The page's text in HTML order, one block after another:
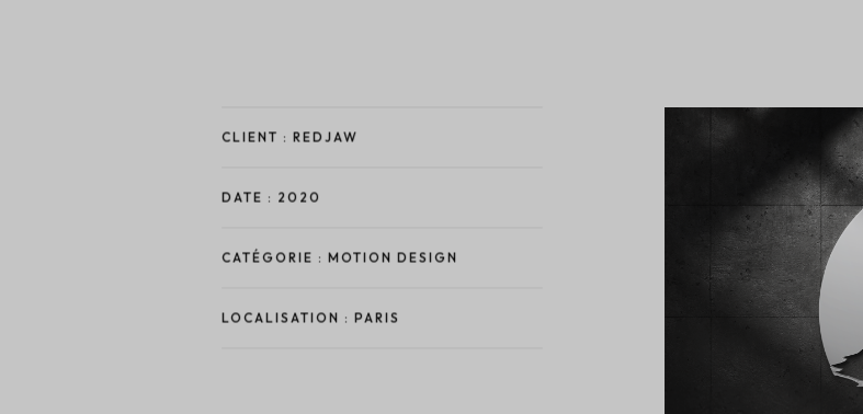
CLIENT : REDJAW
DATE : 2020
CATÉGORIE : MOTION DESIGN
LOCALISATION : PARIS